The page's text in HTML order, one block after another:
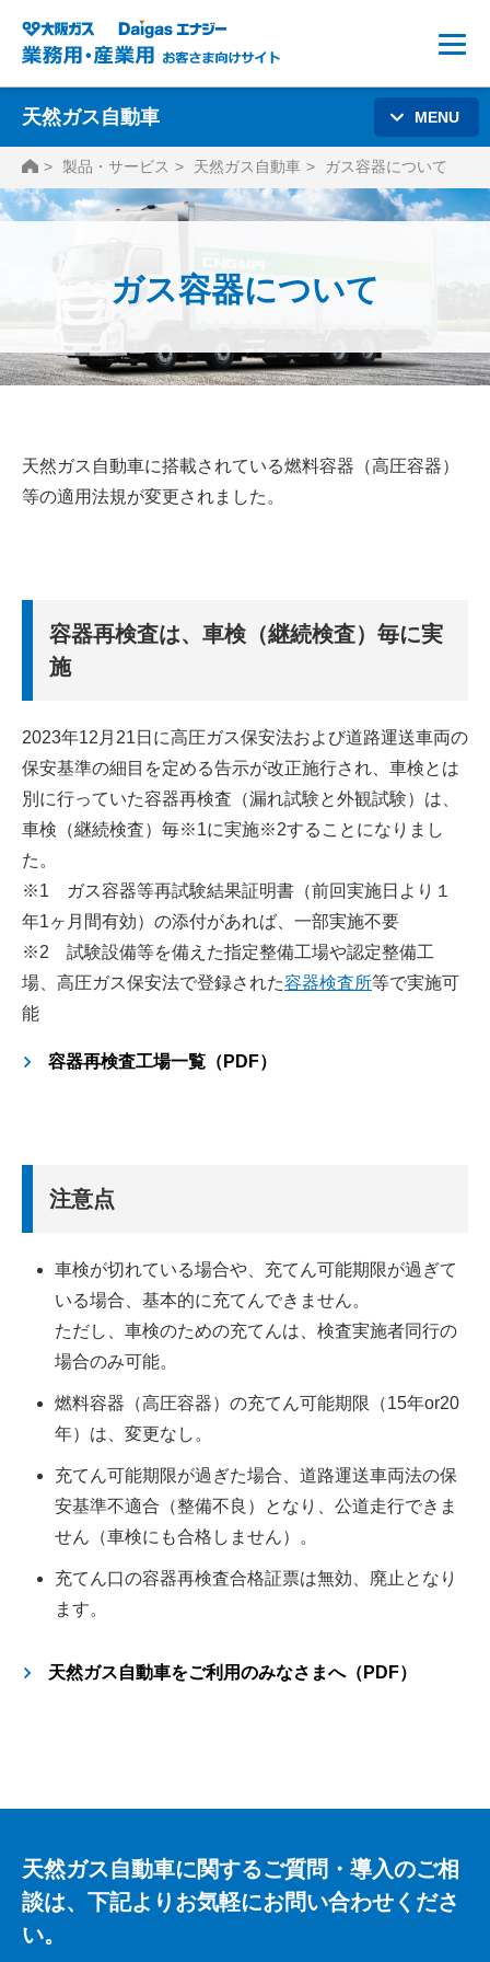
天然ガス自動車 MENU
HOME製品・サービス 天然ガス自動車 ガス容器について
ガス容器について
天然ガス自動車に搭載されている燃料容器（高圧容器）
等の適用法規が変更されました。
容器再検査は、車検（継続検査）毎に実
施
2023年12月21日に高圧ガス保安法および道路運送車両の
保安基準の細目を定める告示が改正施行され、車検とは
別に行っていた容器再検査（漏れ試験と外観試験）は、
車検（継続検査）毎※1に実施※2することになりまし
た。
※1 ガス容器等再試験結果証明書（前回実施日より１
年1ヶ月間有効）の添付があれば、一部実施不要
※2 試験設備等を備えた指定整備工場や認定整備工
場、高圧ガス保安法で登録された容器検査所等で実施可
能
容器再検査工場一覧（PDF）
注意点
車検が切れている場合や、充てん可能期限が過ぎて
いる場合、基本的に充てんできません。
ただし、車検のための充てんは、検査実施者同行の
場合のみ可能。
燃料容器（高圧容器）の充てん可能期限（15年or20
年）は、変更なし。
充てん可能期限が過ぎた場合、道路運送車両法の保
安基準不適合（整備不良）となり、公道走行できま
せん（車検にも合格しません）。
充てん口の容器再検査合格証票は無効、廃止となり
ます。
天然ガス自動車をご利用のみなさまへ（PDF）
天然ガス自動車に関するご質問・導入のご相
談は、下記よりお気軽にお問い合わせくださ
い。